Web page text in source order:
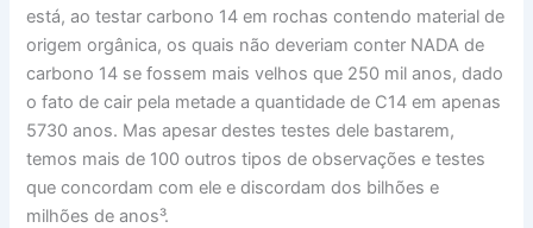
está, ao testar carbono 14 em rochas contendo material de
origem orgânica, os quais não deveriam conter NADA de
carbono 14 se fossem mais velhos que 250 mil anos, dado
o fato de cair pela metade a quantidade de C14 em apenas
5730 anos. Mas apesar destes testes dele bastarem,
temos mais de 100 outros tipos de observações e testes
que concordam com ele e discordam dos bilhões e
milhões de anos³.